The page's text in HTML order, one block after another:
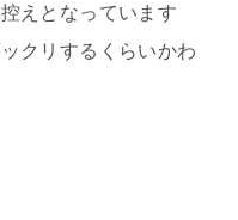
えとなっています
クリするくらいかわ